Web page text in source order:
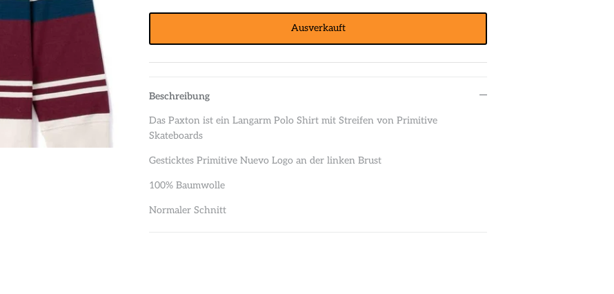
Ausverkauft
Beschreibung
Das Paxton ist ein Langarm Polo Shirt mit Streifen von Primitive
Skateboards
Gesticktes Primitive Nuevo Logo an der linken Brust
100% Baumwolle
Normaler Schnitt